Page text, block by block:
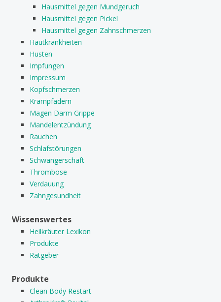
Hausmittel gegen Mundgeruch
Hausmittel gegen Pickel
Hausmittel gegen Zahnschmerzen
Hautkrankheiten
Husten
Impfungen
Impressum
Kopfschmerzen
Krampfadern
Magen Darm Grippe
Mandelentzündung
Rauchen
Schlafstörungen
Schwangerschaft
Thrombose
Verdauung
Zahngesundheit
Wissenswertes
Heilkräuter Lexikon
Produkte
Ratgeber
Produkte
Clean Body Restart